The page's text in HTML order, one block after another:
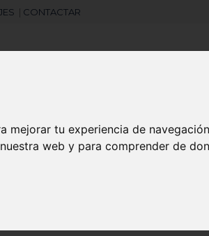
mejorar tu experiencia de
web y para comprender de
CONTACTAR